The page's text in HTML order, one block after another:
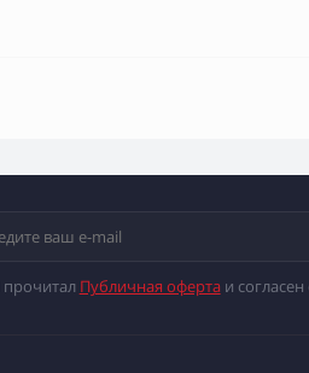
прочитал Публичная офертаи согласен